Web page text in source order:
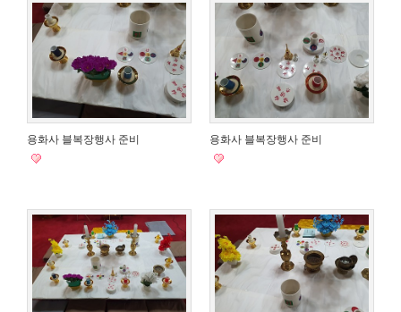
용화사 블복장행사 준비 용화사 블복장행사 준비